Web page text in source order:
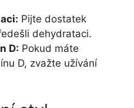
Pijte dostatek
dehydrataci.
D: Pokud máte
D, zvažte užívání